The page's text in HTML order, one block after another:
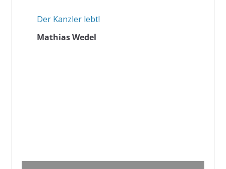
Der Kanzler lebt!
Mathias Wedel